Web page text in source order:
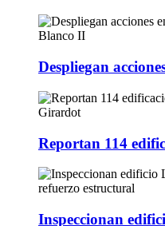
Despliegan
Reportan 114
Inspeccionan